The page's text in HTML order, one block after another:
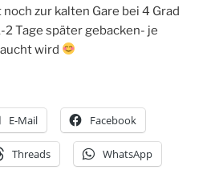
zur kalten Gare bei 4 Grad
Tage später gebacken- je
wird
E-Mail Facebook
Threads WhatsApp